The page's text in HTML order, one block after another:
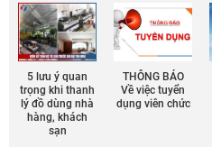
5 lưu ý quan
trọng khi thanh
lý đồ dùng nhà
hàng, khách
sạn
THÔNG BÁO
Về việc tuyển
dụng viên chức